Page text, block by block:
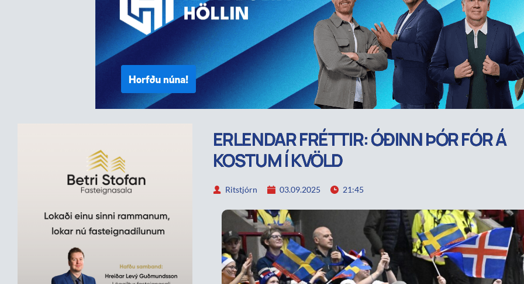
ERLENDAR FRÉTTIR: ÓÐINN ÞÓR FÓR Á
KOSTUM Í KVÖLD
Ritstjórn 03.09.2025 21:45